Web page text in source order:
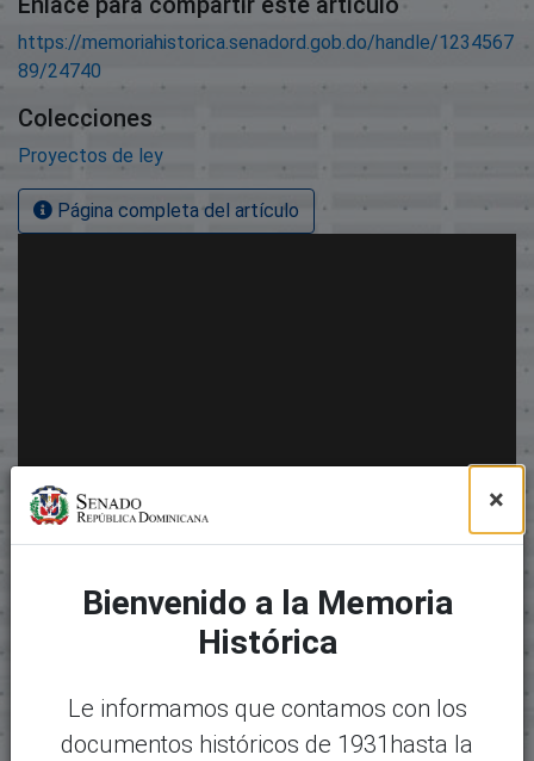
https://memoriahistorica.senadord.gob.do/handle/1234567
89/24740
Colecciones
Proyectos de ley
Página completa del artículo
×
Bienvenido a la Memoria
Histórica
Le informamos que contamos con los
documentos históricos de 1931hasta la